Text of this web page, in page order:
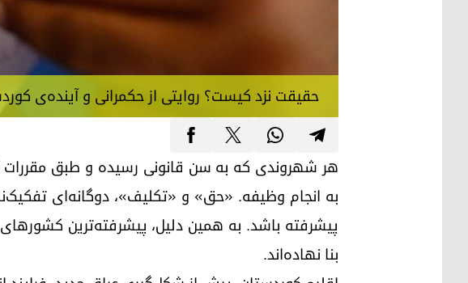
حقیقت نزد کیست؟ روایتی از حکمرانی و آینده‌ی
هر شهروندی که به سن قانونی رسیده و طبق
به انجام وظیفه. «حق» و «تکلیف»، دوگانه‌ای
پیشرفته باشد. به همین دلیل، پیشرفته‌ترین کشورهای
بنا نهاده‌اند.